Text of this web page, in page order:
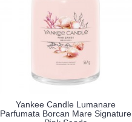
Yankee Candle Lumanare
Parfumata Borcan Mare Signature